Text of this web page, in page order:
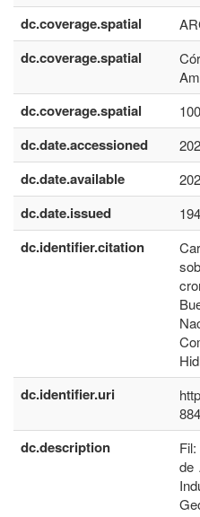
dc.coverage.spatial
dc.coverage.spatial
dc.coverage.spatial
dc.date.accessioned
dc.date.available
dc.date.issued
dc.identifier.citation
dc.identifier.uri
dc.description
de